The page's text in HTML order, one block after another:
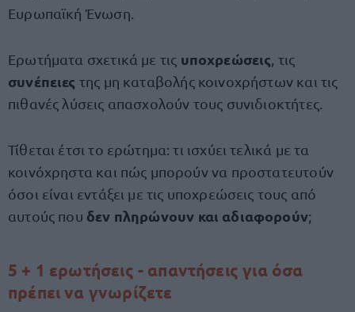
Ευρωπαϊκή Ένωση.
Ερωτήματα σχετικά με τις υποχρεώσεις , τις
συνέπειες της μη καταβολής κοινοχρήστων και τις
πιθανές λύσεις απασχολούν τους συνιδιοκτήτες.
Τίθεται έτσι το ερώτημα: τι ισχύει τελικά με τα
κοινόχρηστα και πώς μπορούν να προστατευτούν
όσοι είναι εντάξει με τις υποχρεώσεις τους από
αυτούς που δεν πληρώνουν και αδιαφορούν;
5 + 1 ερωτήσεις - απαντήσεις για όσα
πρέπει να γνωρίζετε